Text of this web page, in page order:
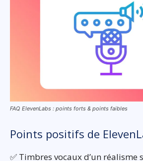
FAQ ElevenLabs : points forts & points faibles
Points positifs de
✅ Timbres vocaux d’un réalisme